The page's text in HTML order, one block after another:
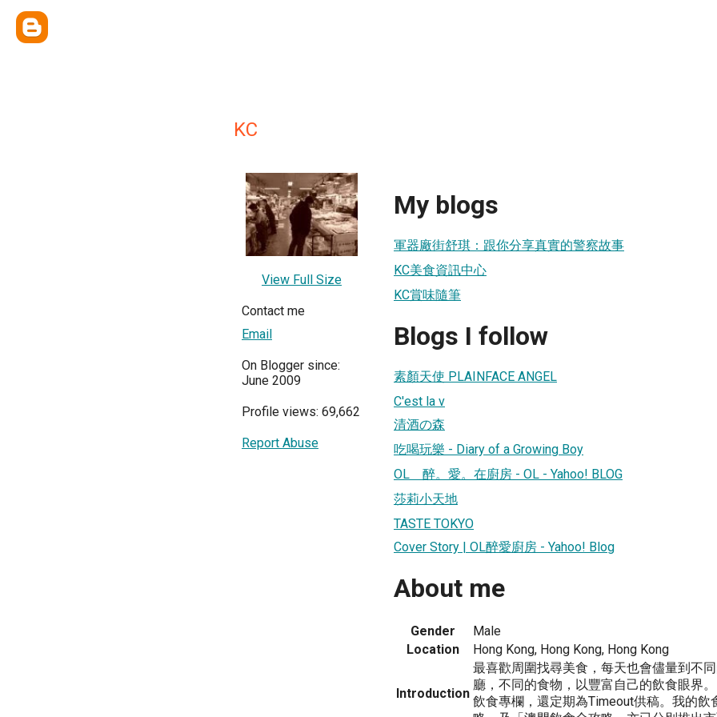
KC
View Full Size
Contact me
Email
On Blogger since:
June 2009
Profile views: 69,662
Report Abuse
My blogs
軍器廠街舒琪：跟你分享真實的警察故事
KC美食資訊中心
KC賞味隨筆
Blogs I follow
素顏天使 PLAINFACE ANGEL
C'est la v
清酒の森
吃喝玩樂 - Diary of a Growing Boy
OL 醉。愛。在廚房 - OL - Yahoo! BLOG
莎莉小天地
TASTE TOKYO
Cover Story | OL醉愛廚房 - Yahoo! Blog
About me
Gender
Male
Location
Hong Kong, Hong Kong, Hong Kong
Introduction
最喜歡周圍找尋美食，每天也會儘量到不
廳，不同的食物，以豐富自己的飲食眼界
飲食專欄，還定期為Timeout供稿。我的飲